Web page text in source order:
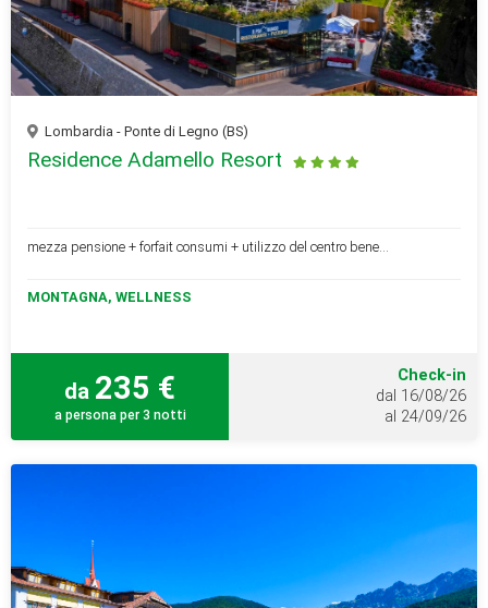
Lombardia - Ponte di Legno (BS)
Residence Adamello Resort
mezza pensione + forfait consumi + utilizzo del centro bene...
MONTAGNA, WELLNESS
da 235 €
a persona per 3 notti
Check-in
dal 16/08/26
al 24/09/26